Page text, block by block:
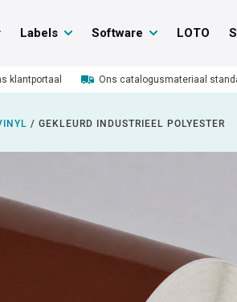
Labels Software LOTO
klantportaal Ons catalogusmateriaal
/ GEKLEURD INDUSTRIEEL POLYESTER